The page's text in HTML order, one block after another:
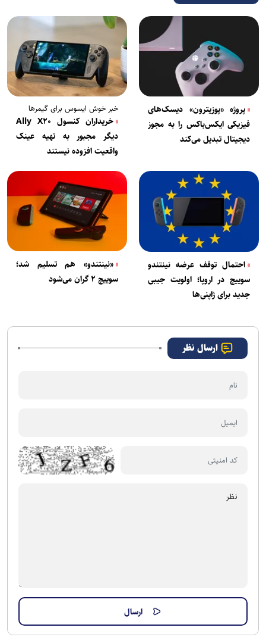
پروژه «پوزیترون» دیسک‌های
فیزیکی ایکس‌باکس را به مجوز
دیجیتال تبدیل می‌کند
خبر خوش ایسوس برای گیمرها
خریداران کنسول Ally X۲۰
دیگر مجبور به تهیه عینک
واقعیت افزوده نیستند
احتمال توقف عرضه نینتندو
سوییچ در اروپا؛ اولویت جیبی
جدید برای ژاپنی‌ها
«نینتندو» هم تسلیم شد؛
سوییچ ۲ گران می‌شود
ارسال نظر